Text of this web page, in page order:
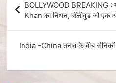
BOLLYWOOD BREAKING :
Khan का निधन, बॉलीवुड को एक
India -China तनाव के बीच सैनिकों